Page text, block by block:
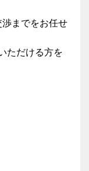
までをお任せ
ただける方を